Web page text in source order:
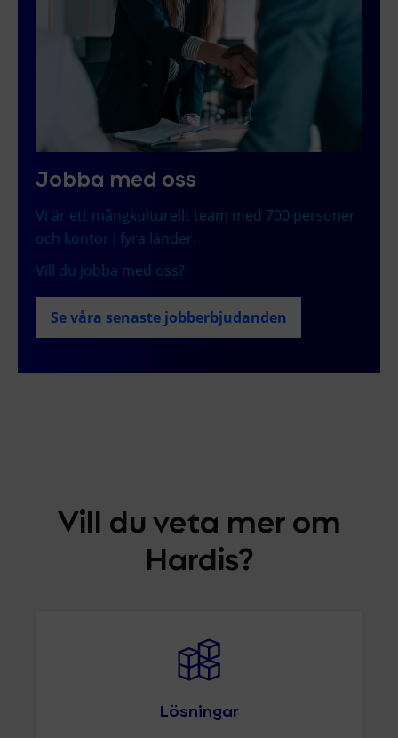
Jobba med oss
Vi är ett mångkulturellt team med 700 personer
och kontor i fyra länder.
Vill du jobba med oss?
Se våra senaste jobberbjudanden
Vill du veta mer om
Hardis?
Lösningar